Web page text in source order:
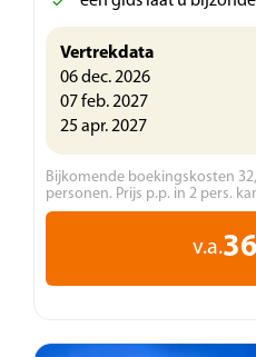
Vertrekdata
06 dec. 2026
07 feb. 2027
25 apr. 2027
Bijkomende boekingskosten
personen. Prijs p.p. in 2 pers.
v.a.